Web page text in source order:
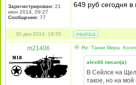
Зарегистрирован: 21
июн 2014, 09:27
Сообщения: 77
649 руб сегодня
30 дек 2014, 18:55
m21406 Re: Танки Мира.
alex66 писал(а):
В Сейлсе на
такое, но на мой